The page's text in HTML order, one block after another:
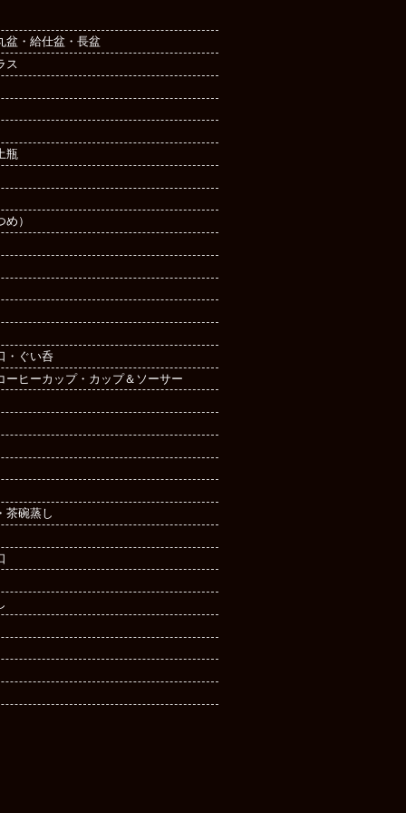
盆・給仕盆・長盆
ス
瓶
）
・ぐい呑
ーヒーカップ・カップ＆ソーサー
茶碗蒸し